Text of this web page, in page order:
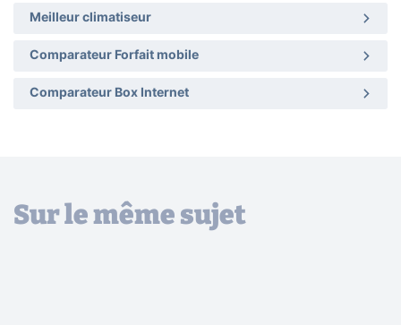
Meilleur climatiseur
Comparateur Forfait mobile
Comparateur Box Internet
Sur le même sujet